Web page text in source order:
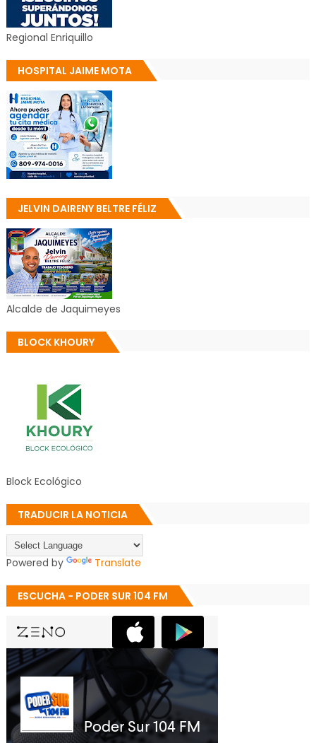
Regional Enriquillo
HOSPITAL JAIME MOTA
JELVIN DAIRENY BELTRE FÉLIZ
Alcalde de Jaquimeyes
BLOCK KHOURY
Block Ecológico
TRADUCIR LA NOTICIA
Powered by Translate
ESCUCHA - PODER SUR 104 FM